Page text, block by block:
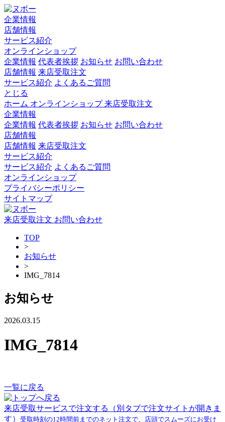
企業情報
店舗情報
サービス紹介
オンラインショップ
企業情報 代表者挨拶 お知らせ お問い合わせ
店舗情報 来店受取注文
サービス紹介 よくあるご質問
とじる
ホーム オンラインショップ来店受取注文
企業情報
企業情報 代表者挨拶 お知らせ お問い合わせ
店舗情報
店舗情報 来店受取注文
サービス紹介
サービス紹介 よくあるご質問
オンラインショップ
プライバシーポリシー
サイトマップ
来店受取注文 お問い合わせ
TOP
>
お知らせ
>
IMG_7814
お知らせ
2026.03.15
IMG_7814
一覧に戻る
来店受取サービスで注文する
（別タブで注文サイトが開きま
す） 受取時刻の12時間前までのネット注文で、店頭でスムーズにお受け